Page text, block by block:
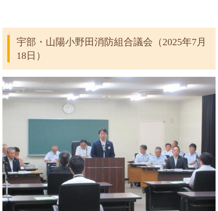
宇部・山陽小野田消防組合議会（2025年7月
18日）